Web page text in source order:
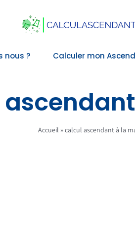
nous ? Calculer mon
Accueil »calcul ascendant à la